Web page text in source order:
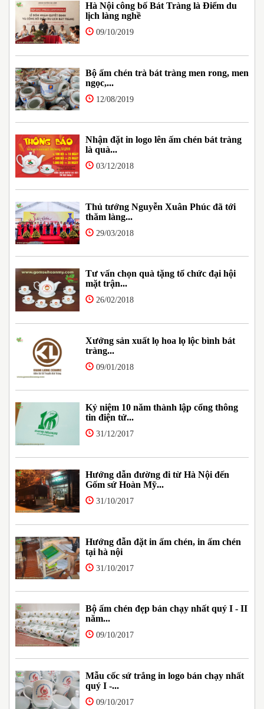
Hà Nội công bố Bát Tràng là Điểm du
lịch làng nghề
09/10/2019
Bộ ấm chén trà bát tràng men rong, men
ngọc,...
12/08/2019
Nhận đặt in logo lên ấm chén bát tràng
là quà...
03/12/2018
Thủ tướng Nguyễn Xuân Phúc đã tới
thăm làng...
29/03/2018
Tư vấn chọn quà tặng tổ chức đại hội
mặt trận...
26/02/2018
Xưởng sản xuất lọ hoa lọ lộc bình bát
tràng...
09/01/2018
Kỷ niệm 10 năm thành lập cổng thông
tin điện tử...
31/12/2017
Hướng dẫn đường đi từ Hà Nội đến
Gốm sứ Hoàn Mỹ...
31/10/2017
Hướng đẫn đặt in ấm chén, in ấm chén
tại hà nội
31/10/2017
Bộ ấm chén đẹp bán chạy nhất quý I - II
năm...
09/10/2017
Mẫu cốc sứ trắng in logo bán chạy nhất
quý I -...
09/10/2017